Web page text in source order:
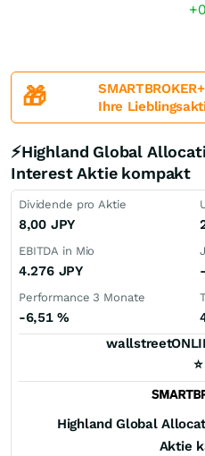
🎁
Ihre
⚡Highland Global
Interest Aktie kompakt
Dividende pro Aktie
8,00 JPY
EBITDA in Mio
4.276 JPY
Performance 3 Monate
-6,51%
⭐
Aktie